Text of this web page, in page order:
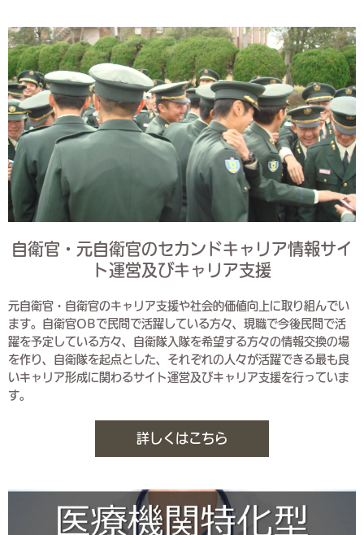
自衛官・元自衛官のセカンドキャリア情報サイ
ト運営及びキャリア支援
元自衛官・自衛官のキャリア支援や社会的価値向上に取り組んでい
ます。自衛官OBで民間で活躍している方々、現職で今後民間で活
躍を予定している方々、自衛隊入隊を希望する方々の情報交換の場
を作り、自衛隊を起点とした、それぞれの人々が活躍できる最も良
いキャリア形成に関わるサイト運営及びキャリア支援を行っていま
す。
詳しくはこちら